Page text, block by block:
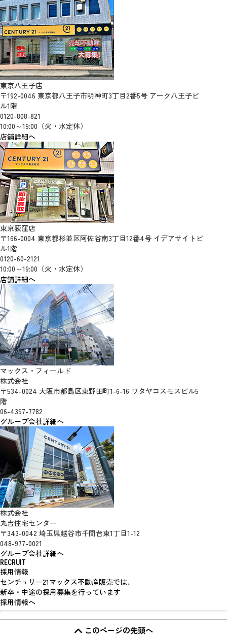
東京八王子店
〒192-0046 東京都八王子市明神町3丁目2番5号 アーク八王子ビ
ル1階
0120-808-821
10:00～19:00（火・水定休）
店舗詳細へ
東京荻窪店
〒166-0004 東京都杉並区阿佐谷南3丁目12番4号 イデアサイトビ
ル1階
0120-60-2121
10:00～19:00（火・水定休）
店舗詳細へ
マックス・フィールド
株式会社
〒534-0024 大阪市都島区東野田町1-6-16 ワタヤコスモスビル5
階
06-4397-7782
グループ会社詳細へ
株式会社
丸吉住宅センター
〒343-0042 埼玉県越谷市千間台東1丁目1-12
048-977-0021
グループ会社詳細へ
RECRUIT
採用情報
センチュリー21マックス不動産販売では、
新卒・中途の採用募集を行っています
採用情報へ
このページの先頭へ